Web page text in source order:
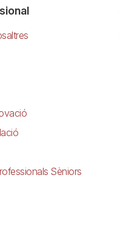
Sèniors